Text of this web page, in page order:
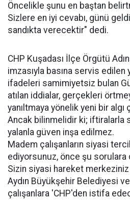
Öncelikle şunu en baştan
Sizlere en iyi cevabı, günü
sandıkta verecektir" dedi.
CHP Kuşadası İlçe Örgütü
imzasıyla basına servis edilen
ifadeleri samimiyetsiz bulan
atılan iddialar, gerçekleri
yanıltmaya yönelik yeni bir algı
Ancak bilinmelidir ki; iftiralarla
yalanla güven inşa edilmez.
Madem çalışanların siyasi
ediyorsunuz, önce şu sorulara
Sizin siyasi hareket
Aydın Büyükşehir Belediyesi
çalışanlara 'CHP'den istifa